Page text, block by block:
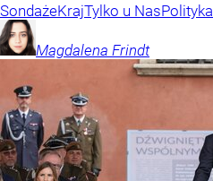
SondażeKrajTylko u NasPolityka
Magdalena Frindt